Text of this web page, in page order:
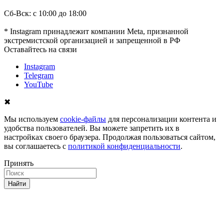
Сб-Вск: с 10:00 до 18:00
* Instagram принадлежит компании Meta, признанной
экстремистской организацией и запрещенной в РФ
Оставайтесь на связи
Instagram
Telegram
YouTube
✖
Мы используем cookie-файлы для персонализации контента и
удобства пользователей. Вы можете запретить их в
настройках своего браузера. Продолжая пользоваться сайтом,
вы соглашаетесь с политикой конфиденциальности.
Принять
Найти